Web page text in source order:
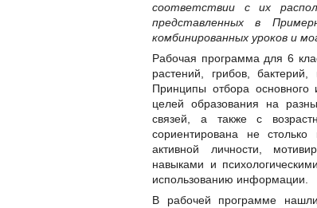
соответствии с их
представленных в
комбинированных уроков и
Рабочая программа для 6
растений, грибов,
Принципы отбора основного
целей образования на
связей, а также с
сориентирована не
активной личности,
навыками и
использованию информации.
В рабочей программе